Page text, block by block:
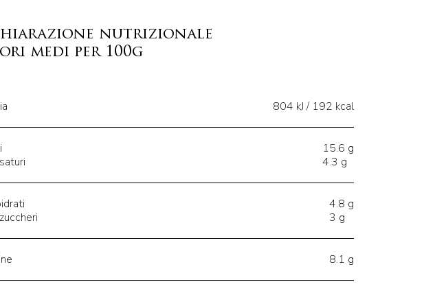
nutrizionale
medi per 100g
804 kJ / 192 kcal
15.6 g
4.3 g
4.8 g
3 g
8.1 g